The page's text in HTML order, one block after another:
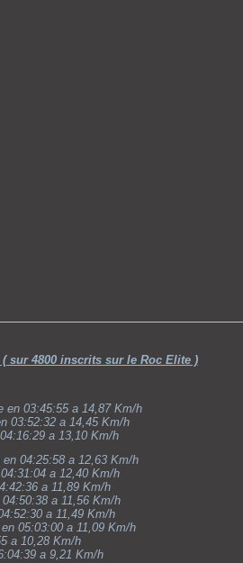
sur 4800 inscrits sur le Roc Elite )
en 03:45:55 a 14,87 Km/h
03:52:32 a 14,45 Km/h
a 13,10 Km/h
04:25:58 a 12,63 Km/h
a 12,40 Km/h
a 11,89 Km/h
a 11,56 Km/h
a 11,49 Km/h
05:03:00 a 11,09 Km/h
a 10,28 Km/h
a 9,21 Km/h